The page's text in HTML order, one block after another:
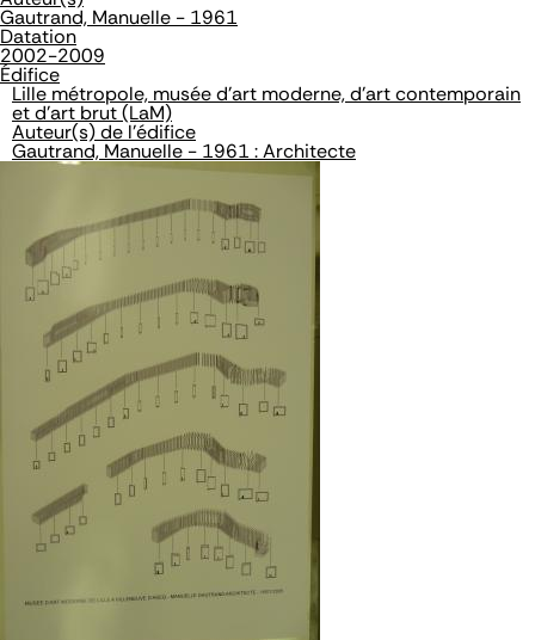
Gautrand, Manuelle - 1961
Datation
2002-2009
Édifice
Lille métropole, musée d'art moderne, d'art contemporain
et d'art brut (LaM)
Auteur(s) de l'édifice
Gautrand, Manuelle - 1961 : Architecte